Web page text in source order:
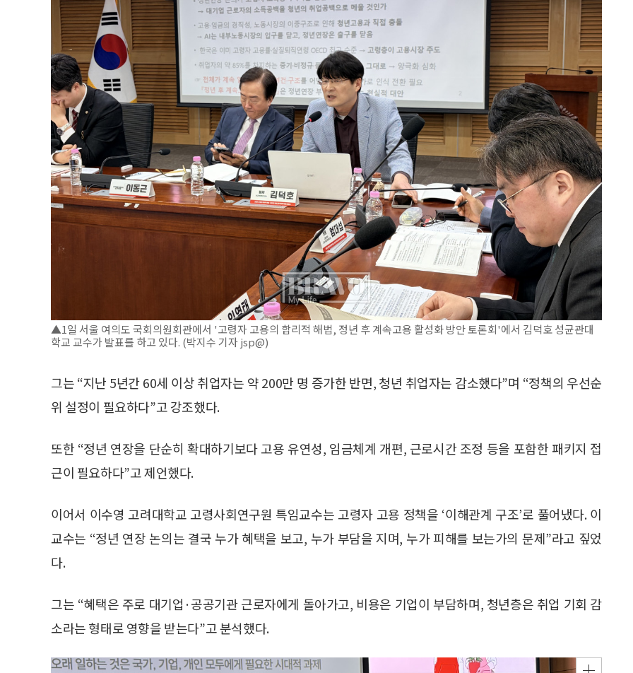
▲1일 서울 여의도 국회의원회관에서 '고령자 고용의 합리적 해법, 정년 후 계속고용 활성화 방안 토론회'에서 김덕호 성균관대
학교 교수가 발표를 하고 있다. (박지수 기자 jsp@)
그는 “지난 5년간 60세 이상 취업자는 약 200만 명 증가한 반면, 청년 취업자는 감소했다”며 “정책의 우선순
위 설정이 필요하다”고 강조했다.
또한 “정년 연장을 단순히 확대하기보다 고용 유연성, 임금체계 개편, 근로시간 조정 등을 포함한 패키지 접
근이 필요하다”고 제언했다.
이어서 이수영 고려대학교 고령사회연구원 특임교수는 고령자 고용 정책을 ‘이해관계 구조’로 풀어냈다. 이
교수는 “정년 연장 논의는 결국 누가 혜택을 보고, 누가 부담을 지며, 누가 피해를 보는가의 문제”라고 짚었
다.
그는 “혜택은 주로 대기업·공공기관 근로자에게 돌아가고, 비용은 기업이 부담하며, 청년층은 취업 기회 감
소라는 형태로 영향을 받는다”고 분석했다.